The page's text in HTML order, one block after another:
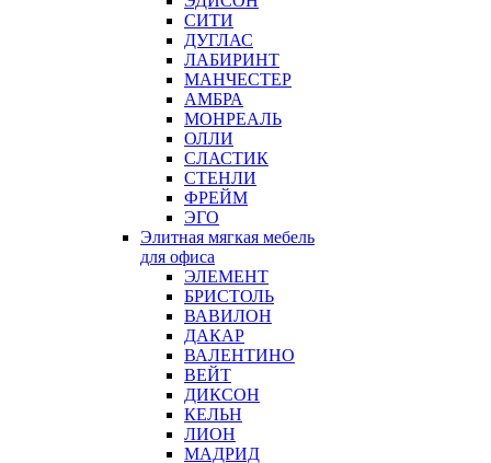
СИТИ
ДУГЛАС
ЛАБИРИНТ
МАНЧЕСТЕР
АМБРА
МОНРЕАЛЬ
ОЛЛИ
СЛАСТИК
СТЕНЛИ
ФРЕЙМ
ЭГО
Элитная мягкая мебель
для офиса
ЭЛЕМЕНТ
БРИСТОЛЬ
ВАВИЛОН
ДАКАР
ВАЛЕНТИНО
ВЕЙТ
ДИКСОН
КЕЛЬН
ЛИОН
МАДРИД